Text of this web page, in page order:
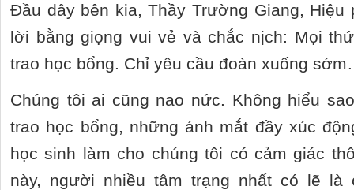
Đầu dây bên kia, Thầy Trường Giang,
lời bằng giọng vui vẻ và chắc nịch: Mọi
trao học bổng. Chỉ yêu cầu đoàn xuống
Chúng tôi ai cũng nao nức. Không hiểu
trao học bổng, những ánh mắt đầy xúc
học sinh làm cho chúng tôi có cảm giác
này, người nhiều tâm trạng nhất có lẽ là